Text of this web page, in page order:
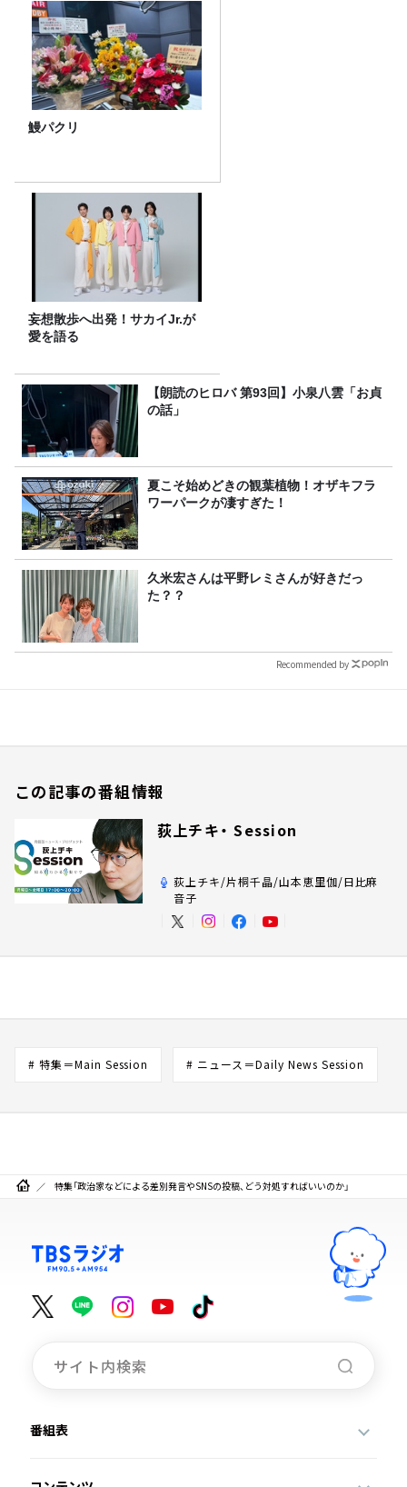
鰻パクリ
妄想散歩へ出発！サカイJr.が
愛を語る
【朗読のヒロバ 第93回】小泉八雲「お貞
の話」
夏こそ始めどきの観葉植物！オザキフラ
ワーパークが凄すぎた！
久米宏さんは平野レミさんが好きだっ
た？？
Recommended by
この記事の番組情報
荻上チキ・ Session
荻上チキ/片桐千晶/山本恵里伽/日比麻
音子
# 特集＝Main Session # ニュース＝Daily News Session
特集「政治家などによる差別発言やSNSの投稿、どう対処すればいいのか」
番組表